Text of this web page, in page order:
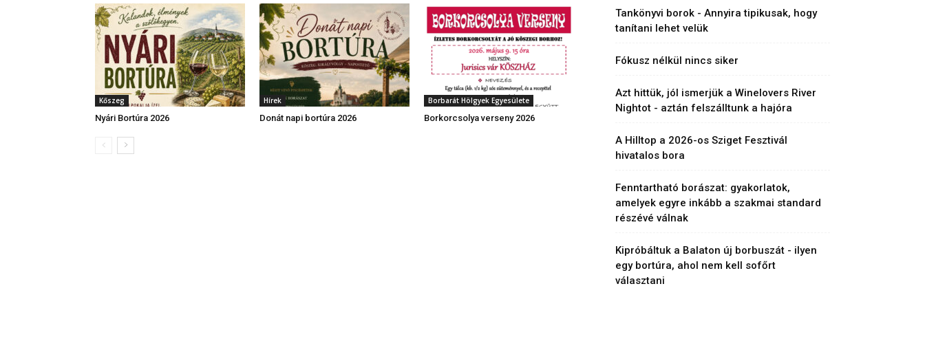
Kőszeg
Nyári Bortúra 2026
Hírek
Donát napi bortúra 2026
Borbarát Hölgyek Egyesülete
Borkorcsolya verseny 2026
Tankönyvi borok - Annyira tipikusak, hogy
tanítani lehet velük
Fókusz nélkül nincs siker
Azt hittük, jól ismerjük a Winelovers River
Nightot - aztán felszálltunk a hajóra
A Hilltop a 2026-os Sziget Fesztivál
hivatalos bora
Fenntartható borászat: gyakorlatok,
amelyek egyre inkább a szakmai standard
részévé válnak
Kipróbáltuk a Balaton új borbuszát - ilyen
egy bortúra, ahol nem kell sofőrt
választani